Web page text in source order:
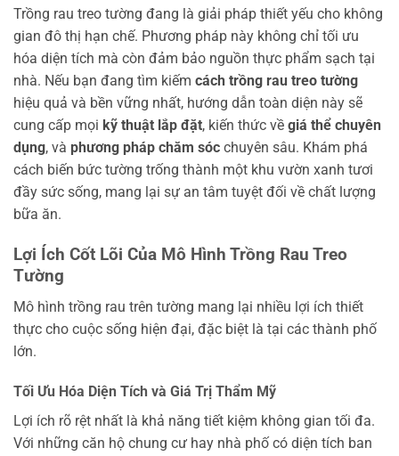
Trồng rau treo tường đang là giải pháp thiết yếu cho không
gian đô thị hạn chế. Phương pháp này không chỉ tối ưu
hóa diện tích mà còn đảm bảo nguồn thực phẩm sạch tại
nhà. Nếu bạn đang tìm kiếm cách trồng rau treo tường
hiệu quả và bền vững nhất, hướng dẫn toàn diện này sẽ
cung cấp mọi kỹ thuật lắp đặt, kiến thức về giá thể chuyên
dụng, và phương pháp chăm sóc chuyên sâu. Khám phá
cách biến bức tường trống thành một khu vườn xanh tươi
đầy sức sống, mang lại sự an tâm tuyệt đối về chất lượng
bữa ăn.
Lợi Ích Cốt Lõi Của Mô Hình Trồng Rau Treo
Tường
Mô hình trồng rau trên tường mang lại nhiều lợi ích thiết
thực cho cuộc sống hiện đại, đặc biệt là tại các thành phố
lớn.
Tối Ưu Hóa Diện Tích và Giá Trị Thẩm Mỹ
Lợi ích rõ rệt nhất là khả năng tiết kiệm không gian tối đa.
Với những căn hộ chung cư hay nhà phố có diện tích ban